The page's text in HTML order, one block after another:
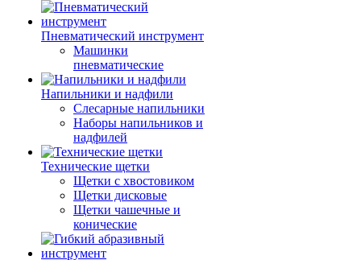
Пневматический инструмент
Машинки
пневматические
Напильники и надфили
Слесарные напильники
Наборы напильников и
надфилей
Технические щетки
Щетки с хвостовиком
Щетки дисковые
Щетки чашечные и
конические